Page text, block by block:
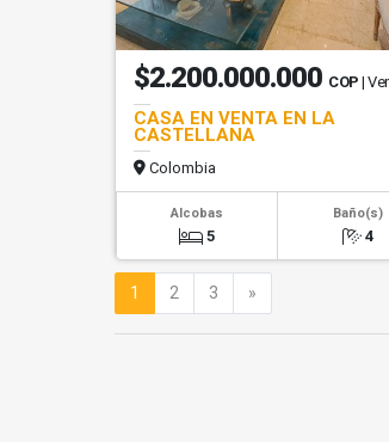
$2.200.000.000 COP |
CASA EN VENTA EN LA
CASTELLANA
Colombia
Alcobas
5
Baño(s)
4
1 2 3 »